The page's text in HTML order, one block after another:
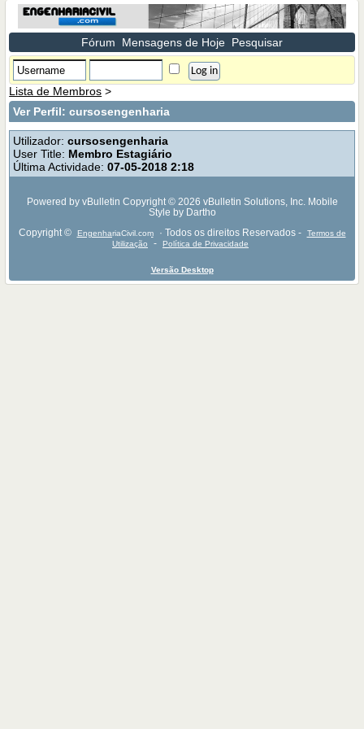
Fórum Mensagens de Hoje Pesquisar
Lista de Membros >
Ver Perfil: cursosengenharia
Utilizador:cursosengenharia
User Title: Membro Estagiário
Última Actividade: 07-05-20182:18
Powered by vBulletin Copyright © 2026 vBulletin Solutions, Inc. Mobile
Style by Dartho
Copyright ©
EngenhariaCivil.com · Todos os direitos Reservados -
Termos de
Utilização
- Política de Privacidade
Versão Desktop